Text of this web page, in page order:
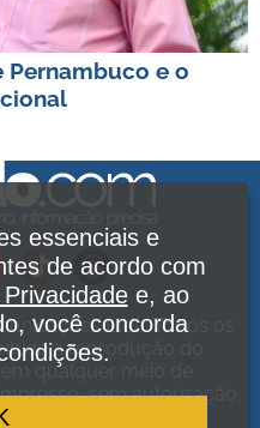
Pernambuco e o
Ltda. Todos os
a reprodução do
qualquer meio de
sem autorização.
essenciais e
de acordo com
e, ao
você concorda